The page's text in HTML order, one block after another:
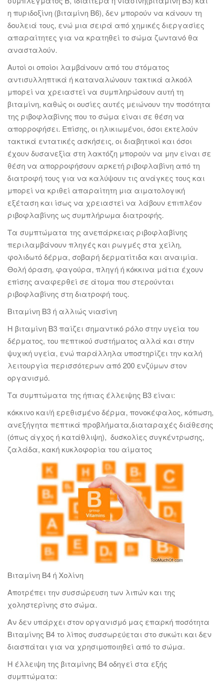
η πυριδοξίνη (βιταμίνη Β6), δεν μπορούν να κάνουν τη
δουλειά τους, ενώ μια σειρά από χημικές διεργασίες
απαραίτητες για να κρατηθεί το σώμα ζωντανό θα
ανασταλούν.
Αυτοί οι οποίοι λαμβάνουν από του στόματος
αντισυλληπτικά ή καταναλώνουν τακτικά αλκοόλ
μπορεί να χρειαστεί να συμπληρώσουν αυτή τη
βιταμίνη, καθώς οι ουσίες αυτές μειώνουν την ποσότητα
της ριβοφλαβίνης που το σώμα είναι σε θέση να
απορροφήσει. Επίσης, οι ηλικιωμένοι, όσοι εκτελούν
τακτικά εντατικές ασκήσεις, οι διαβητικοί και όσοι
έχουν δυσανεξία στη λακτόζη μπορούν να μην είναι σε
θέση να απορροφήσουν αρκετή ριβοφλαβίνη από τη
διατροφή τους για να καλύψουν τις ανάγκες τους και
μπορεί να κριθεί απαραίτητη μια αιματολογική
εξέταση και ίσως να χρειαστεί να λάβουν επιπλέον
ριβοφλαβίνης ως συμπλήρωμα διατροφής.
Τα συμπτώματα της ανεπάρκειας ριβοφλαβίνης
περιλαμβάνουν πληγές και ρωγμές στα χείλη,
φολιδωτό δέρμα, σοβαρή δερματίτιδα και αναιμία.
Θολή όραση, φαγούρα, πληγή ή κόκκινα μάτια έχουν
επίσης αναφερθεί σε άτομα που στερούνται
ριβοφλαβίνης στη διατροφή τους.
Βιταμίνη Β3 ή αλλιώς νιασίνη
Η βιταμίνη Β3 παίζει σημαντικό ρόλο στην υγεία του
δέρματος, του πεπτικού συστήματος αλλά και στην
ψυχική υγεία, ενώ παράλληλα υποστηρίζει την καλή
λειτουργία περισσότερων από 200 ενζύμων στον
οργανισμό.
Τα συμπτώματα της ήπιας έλλειψης Β3 είναι:
κόκκινο και/ή ερεθισμένο δέρμα, πονοκέφαλος, κόπωση,
ανεξήγητα πεπτικά προβλήματα,διαταραχές διάθεσης
(όπως άγχος ή κατάθλιψη), δυσκολίες συγκέντρωσης,
ζαλάδα, κακή κυκλοφορία του αίματος
Βιταμίνη Β4 ή Χολίνη
Αποτρέπει την συσσώρευση των λιπών και της
χοληστερίνης στο σώμα.
Αν δεν υπάρχει στον οργανισμό μας επαρκή ποσότητα
Βιταμίνης Β4 το λίπος συσσωρεύεται στο συκώτι και δεν
διασπάται για να χρησιμοποιηθεί από το σώμα.
Η έλλειψη της βιταμίνης Β4 οδηγεί στα εξής
συμπτώματα: